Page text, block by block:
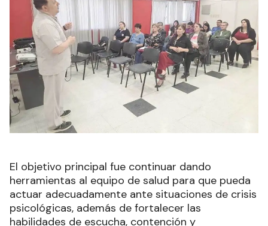
El objetivo principal fue continuar dando
herramientas al equipo de salud para que pueda
actuar adecuadamente ante situaciones de crisis
psicológicas, además de fortalecer las
habilidades de escucha, contención y